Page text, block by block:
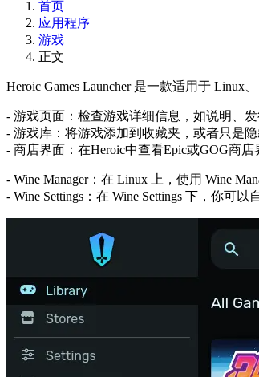
首页
应用程序
游戏
正文
Heroic Games Launcher 是一款适用于 Linux
- 游戏页面：检查游戏详细信息，如说明、
- 游戏库：将游戏添加到收藏夹，或者只是
- 商店界面：在Heroic中查看Epic或GOG商
- Wine Manager：在 Linux 上，使用 Wine
- Wine Settings：在 Wine Settings 下，你可